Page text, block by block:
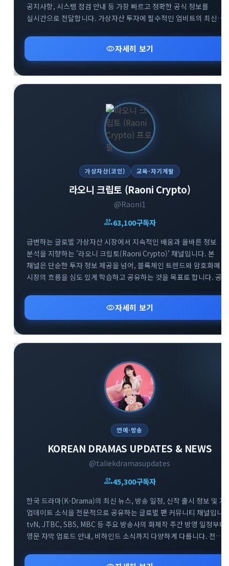
공지사항, 시스템 점검 안내 등 가장 빠르고 정확한 공식 정보를
실시간으로 전달합니다. 가상자산 투자에 필수적인 업비트의 최신
안전하고 현명한 거래를 돕기 위한 공식 소통 창구로서 신뢰할 수 있는
visibility자세히 보기
가상자산(코인) 교육·자기계발
라오니 크립토 (Raoni Crypto)
@Raoni1
group63,100구독자
급변하는 글로벌 가상자산 시장에서 지속적인 배움과 올바른 정보
분석을 지향하는 '라오니 크립토(Raoni Crypto)' 채널입니다. 본
채널은 단순한 투자 정보 제공을 넘어, 블록체인 트렌드와 암호화폐
시장의 흐름을 심도 있게 학습하고 공유하는 것을 목표로 합니다. 공식
드리며, 소통을 위한 대화방(@Raoni2)도 함께 운영하여 투자자 간의
건전한 정보 교류를 돕고 있습니다. 끊임없이 진화하는 크립토
생태계에서 함께 공부하며 스마트한 투자 기준을 세워보세요.
visibility자세히 보기
연예·방송
KOREAN DRAMAS UPDATES & NEWS
@taliekdramasupdates
group45,300구독자
한국 드라마(K-Drama)의 최신 뉴스, 방송 일정, 신작 출시 정보 및 자
업데이트 소식을 전문적으로 공유하는 글로벌 팬 커뮤니티 채널입니
tvN, JTBC, SBS, MBC 등 주요 방송사의 화제작 주간 방영 일정부터
영문 자막 업로드 안내, 비하인드 소식까지 다양하게 다룹니다. 전
확인하고 소통하는 대규모 정보 교류의 공간입니다.